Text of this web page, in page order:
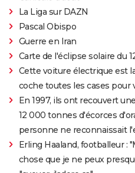
La Liga sur DAZN
Pascal Obispo
Guerre en Iran
Carte de l'éclipse solaire du
Cette voiture électrique est
coche toutes les cases pour
En 1997, ils ont recouvert
12 000 tonnes d'écorces
personne ne reconnaissait
Erling Haaland, footballeur :
chose que je ne peux